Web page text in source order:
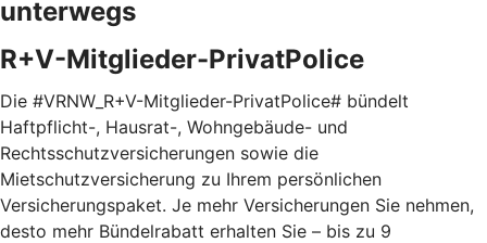
unterwegs
R+V-Mitglieder-PrivatPolice
Die #VRNW_R+V-Mitglieder-PrivatPolice# bündelt
Haftpflicht-, Hausrat-, Wohngebäude- und
Rechtsschutzversicherungen sowie die
Mietschutzversicherung zu Ihrem persönlichen
Versicherungspaket. Je mehr Versicherungen Sie nehmen,
desto mehr Bündelrabatt erhalten Sie – bis zu 9